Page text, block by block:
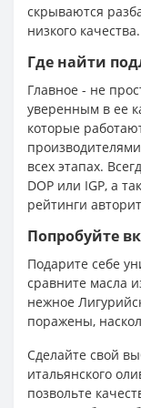
скрываются
низкого качества.
Где найти
Главное - не
уверенным в ее
которые
всех этапах.
DOP или IGP, а
рейтинги
Попробуйте
Подарите себе
сравните масла
нежное
поражены,
Сделайте свой
итальянского
позвольте